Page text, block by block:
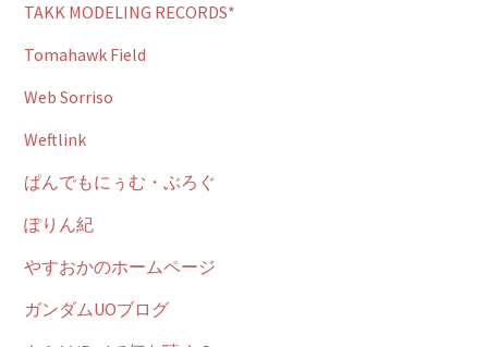
TAKK MODELING RECORDS*
Tomahawk Field
Web Sorriso
Weftlink
ぱんでもにぅむ・ぶろぐ
ぽりん紀
やすおかのホームページ
ガンダムUOブログ